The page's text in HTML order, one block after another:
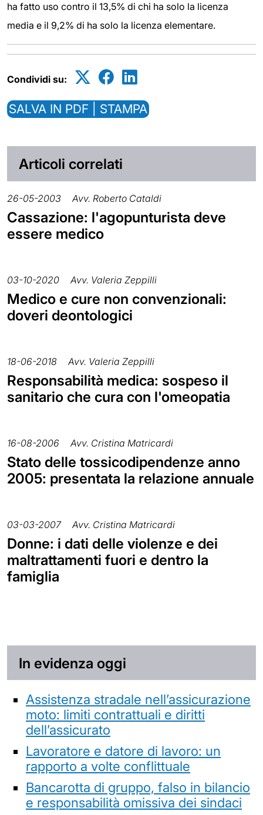
ha fatto uso contro il 13,5% di chi ha solo la licenza
media e il 9,2% di ha solo la licenza elementare.
Condividi su:
SALVA IN PDF | STAMPA
Articoli correlati
26-05-2003 Avv. Roberto Cataldi
Cassazione: l'agopunturista deve
essere medico
03-10-2020 Avv. Valeria Zeppilli
Medico e cure non convenzionali:
doveri deontologici
18-06-2018 Avv. Valeria Zeppilli
Responsabilità medica: sospeso il
sanitario che cura con l'omeopatia
16-08-2006 Avv. Cristina Matricardi
Stato delle tossicodipendenze anno
2005: presentata la relazione annuale
03-03-2007 Avv. Cristina Matricardi
Donne: i dati delle violenze e dei
maltrattamenti fuori e dentro la
famiglia
In evidenza oggi
Assistenza stradale nell’assicurazione
moto: limiti contrattuali e diritti
dell’assicurato
Lavoratore e datore di lavoro: un
rapporto a volte conflittuale
Bancarotta di gruppo, falso in bilancio
e responsabilità omissiva dei sindaci